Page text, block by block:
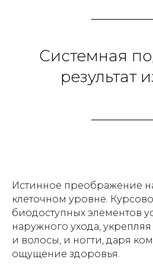
Системная
результат
Истинное преображение
клеточном уровне.
биодоступных элементов
наружного ухода,
и волосы, и ногти, даря
ощущение здоровья.
С НАМИ
INFO@FRIGORIA.RU
127051
г. Москва, ул Петровка,